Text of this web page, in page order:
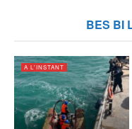
BES BI
A L'INSTANT